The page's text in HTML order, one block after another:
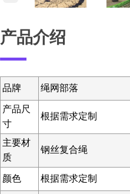
产品介绍
品牌 绳网部落
产品尺
寸
根据需求定制
主要材
质
钢丝复合绳
颜色 根据需求定制